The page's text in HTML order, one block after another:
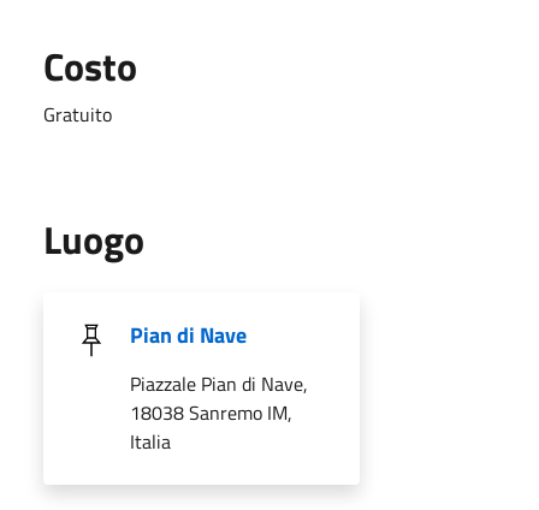
Costo
Gratuito
Luogo
Pian di Nave
Piazzale Pian di Nave,
18038 Sanremo IM,
Italia